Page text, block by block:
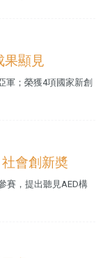
果顯見
軍；榮獲4項國家新創
會創新奬
賽，提出聽見AED構